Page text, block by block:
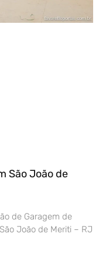
São João de
de Garagem de
João de Meriti – RJ